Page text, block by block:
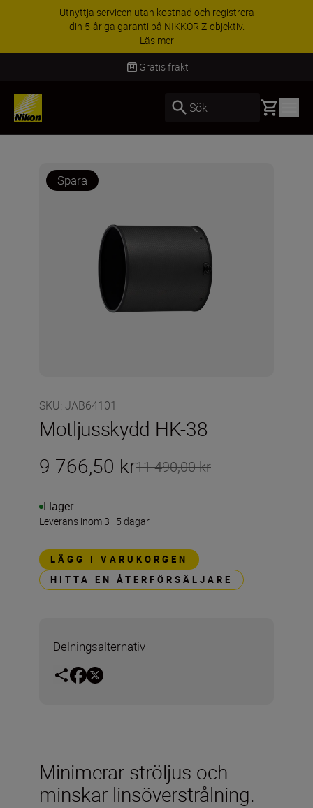
Utnyttja servicen utan kostnad och registrera
din 5-åriga garanti på NIKKOR Z-objektiv.
Läs mer
Gratis frakt
Sök Basket
Spara
SKU: JAB64101
Motljusskydd HK-38
9 766,50 kr11 490,00 kr
I lager
Leverans inom 3–5 dagar
LÄGG I VARUKORGEN
HITTA EN ÅTERFÖRSÄLJARE
Delningsalternativ
Minimerar ströljus och
minskar linsöverstrålning.